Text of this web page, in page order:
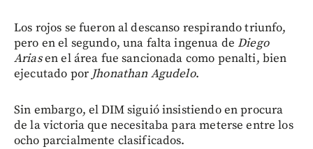
Los rojos se fueron al descanso respirando triunfo,
pero en el segundo, una falta ingenua deDiego
Ariasen el área fue sancionada como penalti, bien
ejecutado por Jhonathan Agudelo.
Sin embargo, el DIM siguió insistiendo en procura
de la victoria que necesitaba para meterse entre los
ocho parcialmente clasificados.